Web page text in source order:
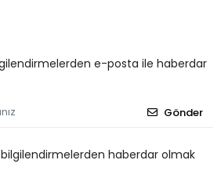
e-posta ile haberdar
Gönder
haberdar olmak